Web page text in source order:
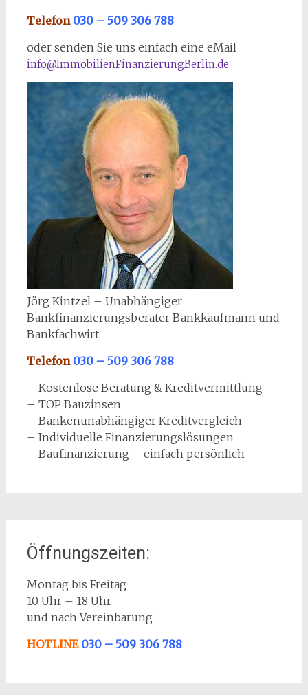
Telefon 030 – 509 306 788
oder senden Sie uns einfach eine eMail
info@ImmobilienFinanzierungBerlin.de
Jörg Kintzel – Unabhängiger
Bankfinanzierungsberater Bankkaufmann und
Bankfachwirt
Telefon 030 – 509 306 788
– Kostenlose Beratung & Kreditvermittlung
– TOP Bauzinsen
– Bankenunabhängiger Kreditvergleich
– Individuelle Finanzierungslösungen
– Baufinanzierung – einfach persönlich
Öffnungszeiten:
Montag bis Freitag
10 Uhr – 18 Uhr
und nach Vereinbarung
HOTLINE 030 – 509 306 788